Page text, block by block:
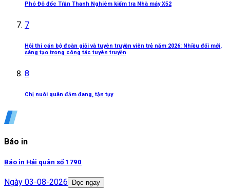
Phó Đô đốc Trần Thanh Nghiêm kiểm tra Nhà máy X52
7
Hội thi cán bộ đoàn giỏi và tuyên truyền viên trẻ năm 2026: Nhiều đổi mới,
sáng tạo trong công tác tuyên truyền
8
Chị nuôi quân đảm đang, tận tụy
Báo in
Báo in Hải quân số 1790
Ngày 03-08-2026 Đọc ngay